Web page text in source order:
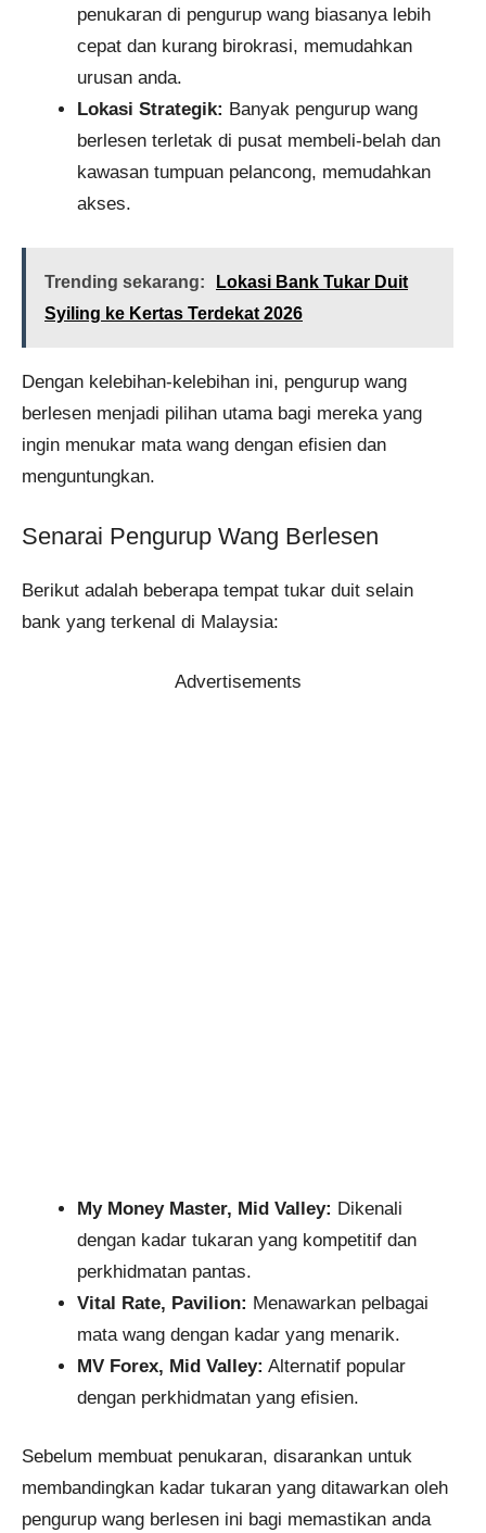
penukaran di pengurup wang biasanya lebih
cepat dan kurang birokrasi, memudahkan
urusan anda.
Lokasi Strategik: Banyak pengurup wang
berlesen terletak di pusat membeli-belah dan
kawasan tumpuan pelancong, memudahkan
akses.
Trending sekarang:
Lokasi Bank Tukar Duit
Syiling ke Kertas Terdekat 2026
Dengan kelebihan-kelebihan ini, pengurup wang
berlesen menjadi pilihan utama bagi mereka yang
ingin menukar mata wang dengan efisien dan
menguntungkan.
Senarai Pengurup Wang Berlesen
Berikut adalah beberapa tempat tukar duit selain
bank yang terkenal di Malaysia:
Advertisements
My Money Master, Mid Valley: Dikenali
dengan kadar tukaran yang kompetitif dan
perkhidmatan pantas.
Vital Rate, Pavilion: Menawarkan pelbagai
mata wang dengan kadar yang menarik.
MV Forex, Mid Valley: Alternatif popular
dengan perkhidmatan yang efisien.
Sebelum membuat penukaran, disarankan untuk
membandingkan kadar tukaran yang ditawarkan oleh
pengurup wang berlesen ini bagi memastikan anda